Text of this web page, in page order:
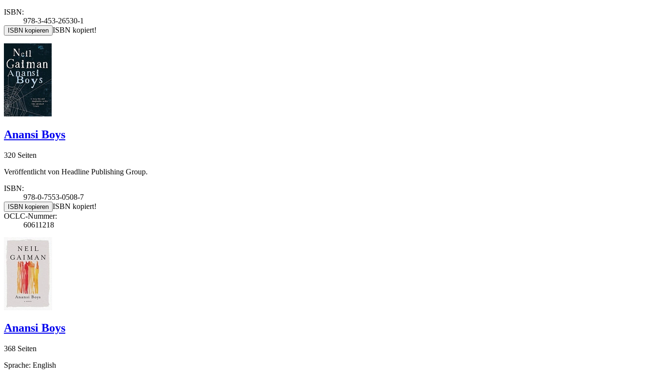
ISBN:
978-3-453-26530-1
ISBN kopieren ISBN kopiert!
Anansi Boys
320 Seiten
Veröffentlicht von Headline Publishing Group.
ISBN:
978-0-7553-0508-7
ISBN kopieren ISBN kopiert!
OCLC-Nummer:
60611218
Anansi Boys
368 Seiten
Sprache: English